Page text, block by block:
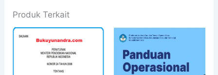
Produk Terkait